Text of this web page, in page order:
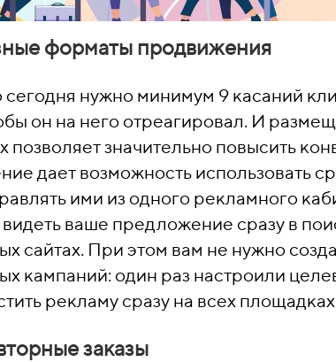
форматы продвижения
нужно минимум 9 касаний
он на него отреагировал. И
позволяет значительно повысить
дает возможность использовать
ими из одного рекламного
ваше предложение сразу в
сайтах. При этом вам не нужно
кампаний: один раз настроили
рекламу сразу на всех
заказы